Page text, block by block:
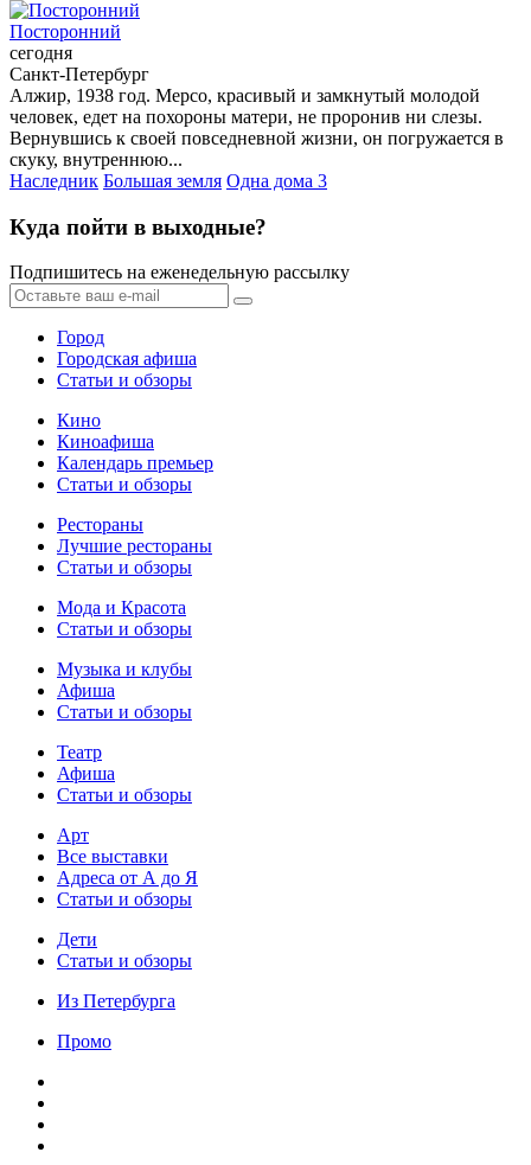
Посторонний
сегодня
Санкт-Петербург
Алжир, 1938 год. Мерсо, красивый и замкнутый молодой
человек, едет на похороны матери, не проронив ни слезы.
Вернувшись к своей повседневной жизни, он погружается в
скуку, внутреннюю...
Наследник Большая земля Одна дома 3
Куда пойти в выходные?
Подпишитесь на еженедельную рассылку
Город
Городская афиша
Статьи и обзоры
Кино
Киноафиша
Календарь премьер
Статьи и обзоры
Рестораны
Лучшие рестораны
Статьи и обзоры
Мода и Красота
Статьи и обзоры
Музыка и клубы
Афиша
Статьи и обзоры
Театр
Афиша
Статьи и обзоры
Арт
Все выставки
Адреса от А до Я
Статьи и обзоры
Дети
Статьи и обзоры
Из Петербурга
Промо